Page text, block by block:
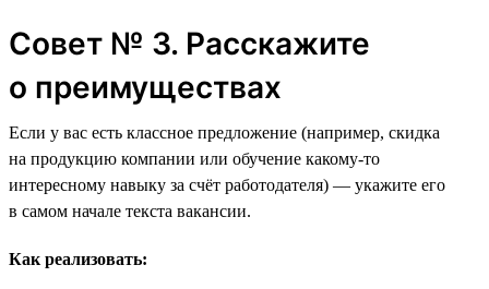
Совет № 3. Расскажите
о преимуществах
Если у вас есть классное предложение (например, скидка
на продукцию компании или обучение какому-то
интересному навыку за счёт работодателя) — укажите его
в самом начале текста вакансии.
Как реализовать: